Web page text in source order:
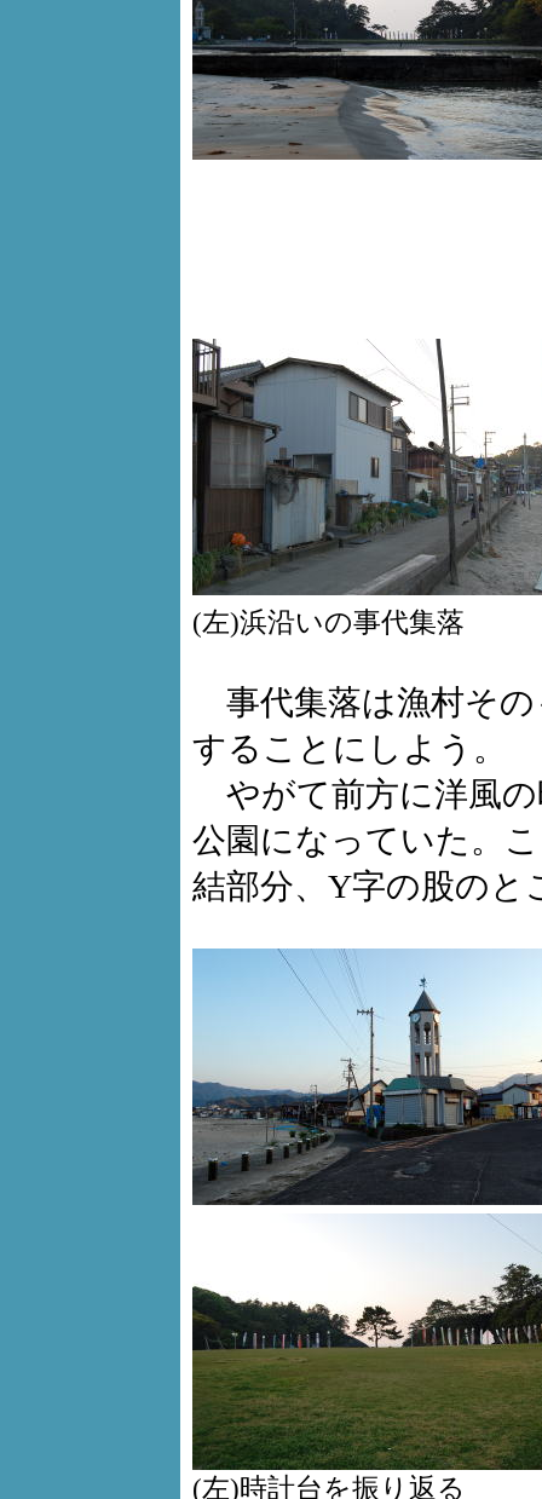
(左)浜沿いの事代集落 (
事代集落は漁村そ
することにしよう。
やがて前方に洋風の
公園になっていた。
結部分、Y字の股のと
(左)時計台を振り返る (